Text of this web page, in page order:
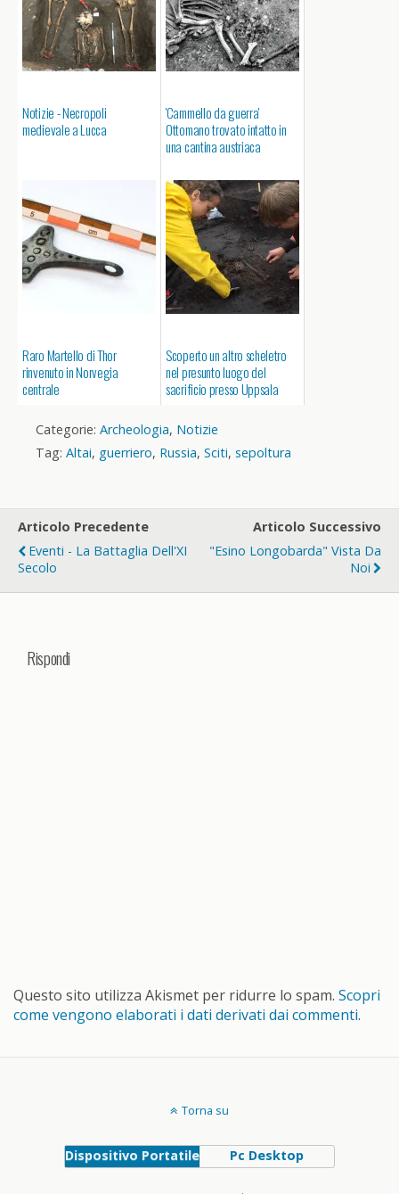
Notizie - Necropoli
medievale a Lucca
'Cammello da guerra'
Ottomano trovato intatto in
una cantina austriaca
Raro Martello di Thor
rinvenuto in Norvegia
centrale
Scoperto un altro scheletro
nel presunto luogo del
sacrificio presso Uppsala
Categorie: Archeologia, Notizie
Tag: Altai, guerriero, Russia, Sciti, sepoltura
Articolo Precedente
Eventi - La Battaglia Dell'XI
Secolo
Articolo Successivo
"Esino Longobarda" Vista Da
Noi
Rispondi
Questo sito utilizza Akismet per ridurre lo spam. Scopri
come vengono elaborati i dati derivati dai commenti.
Torna su
Dispositivo Portatile Pc Desktop